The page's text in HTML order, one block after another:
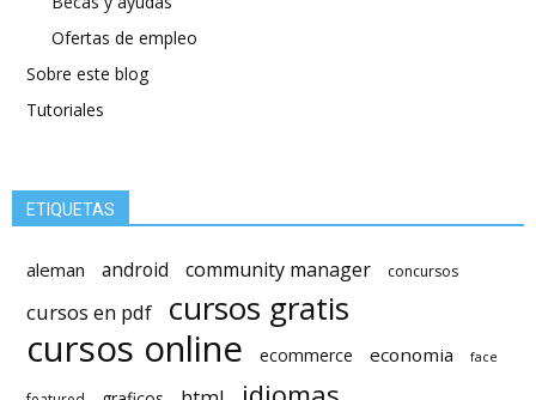
Ofertas de empleo
Sobre este blog
Tutoriales
ETIQUETAS
aleman android community manager concursos
cursos en pdf cursos gratis
cursos online ecommerce economia face